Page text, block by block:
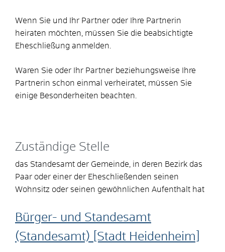
Wenn Sie und Ihr Partner oder Ihre Partnerin
heiraten möchten, müssen Sie die beabsichtigte
Eheschließung anmelden.
Waren Sie oder Ihr Partner beziehungsweise Ihre
Partnerin schon einmal verheiratet, müssen Sie
einige Besonderheiten beachten.
Zuständige Stelle
das Standesamt der Gemeinde, in deren Bezirk das
Paar oder einer der Eheschließenden seinen
Wohnsitz oder seinen gewöhnlichen Aufenthalt hat
Bürger- und Standesamt
(Standesamt) [Stadt Heidenheim]